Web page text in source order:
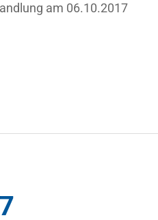
am 06.10.2017